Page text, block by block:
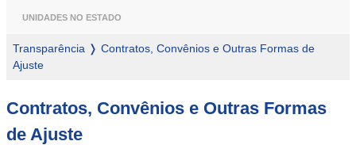
UNIDADES NO ESTADO
Trilha
navegação
Transparência
Contratos, Convênios e Outras Formas de
Ajuste
Contratos, Convênios e Outras Formas
de Ajuste